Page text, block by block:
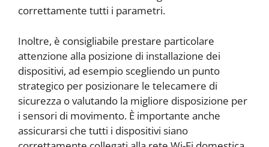
correttamente tutti i parametri.
Inoltre, è consigliabile prestare particolare
attenzione alla posizione di installazione dei
dispositivi, ad esempio scegliendo un punto
strategico per posizionare le telecamere di
sicurezza o valutando la migliore disposizione per
i sensori di movimento. È importante anche
assicurarsi che tutti i dispositivi siano